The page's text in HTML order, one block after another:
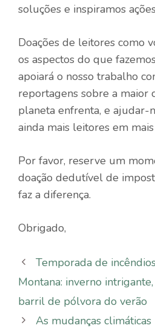
soluções e inspiramos
Doações de leitores como
os aspectos do que
apoiará o nosso trabalho
reportagens sobre a maior
planeta enfrenta, e ajudar-
ainda mais leitores em
Por favor, reserve um
doação dedutível de
faz a diferença.
Obrigado,
Temporada de
Montana: inverno
barril de pólvora do verão
As mudanças